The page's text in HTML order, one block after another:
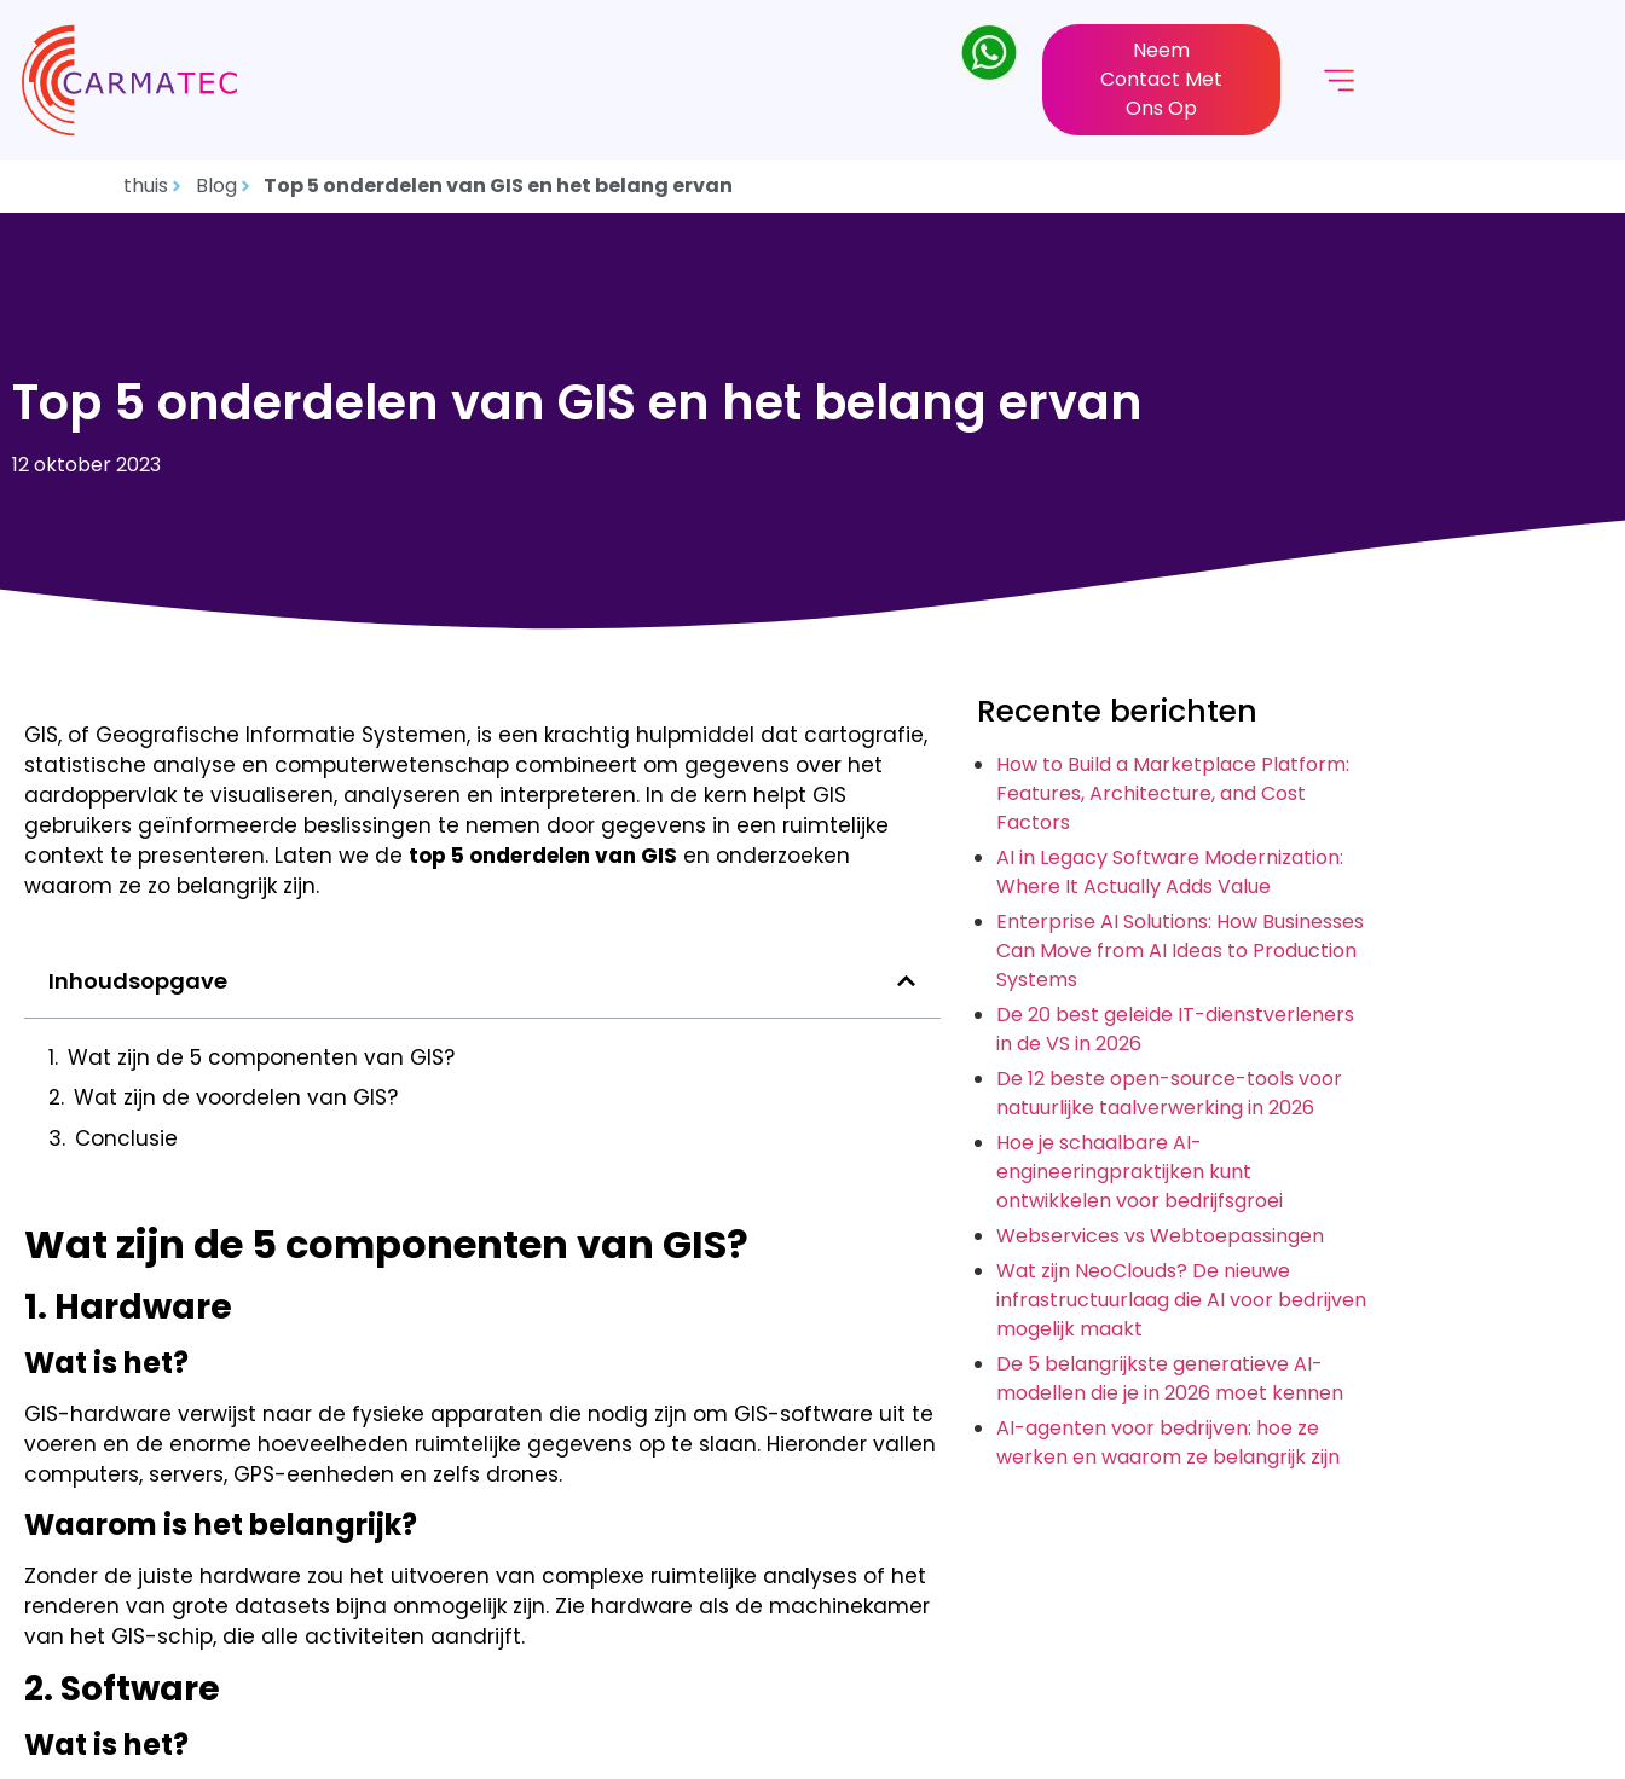
Neem
Contact Met
Ons Op
thuis Blog Top 5 onderdelen van GIS en het belang ervan
Top 5 onderdelen van GIS en het belang ervan
12 oktober 2023
GIS, of Geografische Informatie Systemen, is een krachtig hulpmiddel dat cartografie,
statistische analyse en computerwetenschap combineert om gegevens over het
aardoppervlak te visualiseren, analyseren en interpreteren. In de kern helpt GIS
gebruikers geïnformeerde beslissingen te nemen door gegevens in een ruimtelijke
context te presenteren. Laten we de top 5 onderdelen van GIS en onderzoeken
waarom ze zo belangrijk zijn.
Inhoudsopgave
Wat zijn de 5 componenten van GIS?
Wat zijn de voordelen van GIS?
Conclusie
Wat zijn de 5 componenten van GIS?
1. Hardware
Wat is het?
GIS-hardware verwijst naar de fysieke apparaten die nodig zijn om GIS-software uit te
voeren en de enorme hoeveelheden ruimtelijke gegevens op te slaan. Hieronder vallen
computers, servers, GPS-eenheden en zelfs drones.
Waarom is het belangrijk?
Zonder de juiste hardware zou het uitvoeren van complexe ruimtelijke analyses of het
renderen van grote datasets bijna onmogelijk zijn. Zie hardware als de machinekamer
van het GIS-schip, die alle activiteiten aandrijft.
2. Software
Wat is het?
Recente berichten
How to Build a Marketplace Platform:
Features, Architecture, and Cost
Factors
AI in Legacy Software Modernization:
Where It Actually Adds Value
Enterprise AI Solutions: How Businesses
Can Move from AI Ideas to Production
Systems
De 20 best geleide IT-dienstverleners
in de VS in 2026
De 12 beste open-source-tools voor
natuurlijke taalverwerking in 2026
Hoe je schaalbare AI-
engineeringpraktijken kunt
ontwikkelen voor bedrijfsgroei
Webservices vs Webtoepassingen
Wat zijn NeoClouds? De nieuwe
infrastructuurlaag die AI voor bedrijven
mogelijk maakt
De 5 belangrijkste generatieve AI-
modellen die je in 2026 moet kennen
AI-agenten voor bedrijven: hoe ze
werken en waarom ze belangrijk zijn